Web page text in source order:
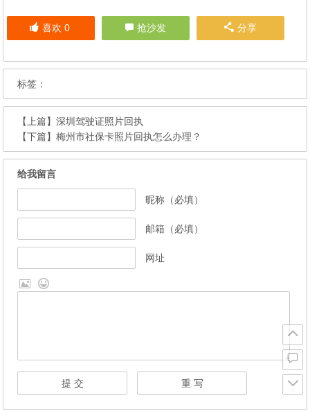
喜欢 0 抢沙发 分享
标签：
【上篇】深圳驾驶证照片回执
【下篇】梅州市社保卡照片回执怎么办理？
给我留言
昵称（必填）
邮箱（必填）
网址